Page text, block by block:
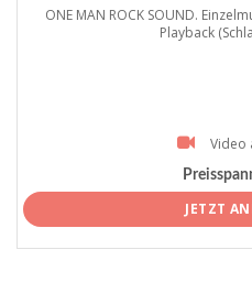
ONE MAN ROCK SOUND.
Playback
Video
JETZT